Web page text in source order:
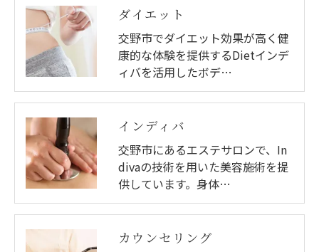
ダイエット
交野市でダイエット効果が高く健
康的な体験を提供するDietインデ
ィバを活用したボデ…
インディバ
交野市にあるエステサロンで、In
divaの技術を用いた美容施術を提
供しています。身体…
カウンセリング